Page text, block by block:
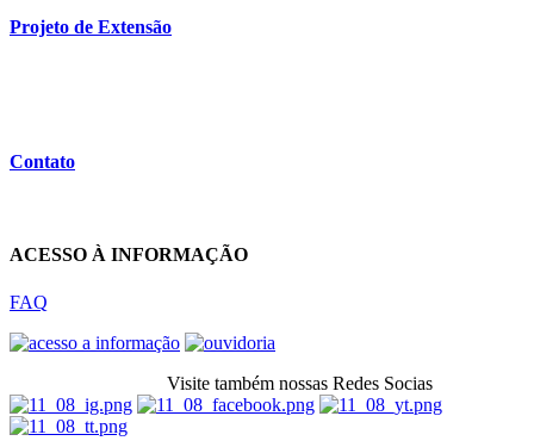
Projeto de Extensão
Contato
ACESSO À INFORMAÇÃO
FAQ
Visite também nossas Redes Socias